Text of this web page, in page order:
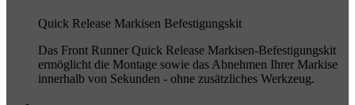
Quick Release Markisen Befestigungskit
Das Front Runner Quick Release Markisen-Befestigungskit
ermöglicht die Montage sowie das Abnehmen Ihrer Markise
innerhalb von Sekunden - ohne zusätzliches Werkzeug.